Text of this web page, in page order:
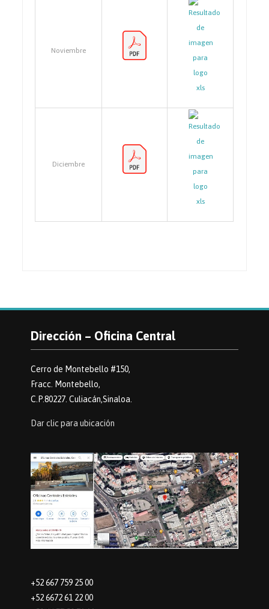
Noviembre
Diciembre
Dirección – Oficina Central
Cerro de Montebello #150,
Fracc. Montebello,
C.P.80227. Culiacán,Sinaloa.
Dar clic para ubicación
+52 667 759 25 00
+52 6672 61 22 00